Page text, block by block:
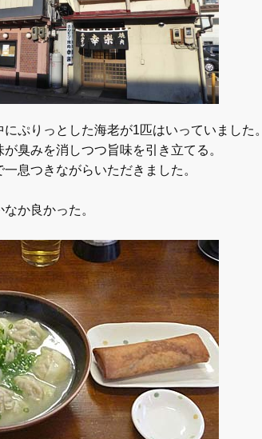
ぷりっとした海老が1匹はいっていました。
臭みを消しつつ旨味を引き立てる。
息つきながらいただきました。
か良かった。